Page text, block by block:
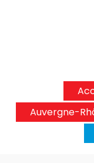
Auvergne-